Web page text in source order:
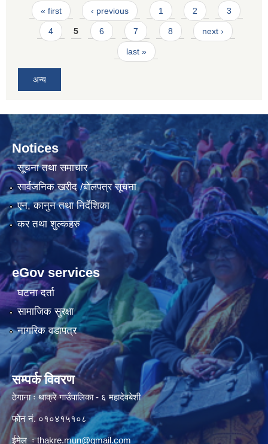
Pages
« first ‹ previous 1 2 3
4 5 6 7 8 next ›
last »
अन्य
Notices
सूचना तथा समाचार
सार्वजनिक खरीद /बोलपत्र सूचना
एन, कानुन तथा निर्देशिका
कर तथा शुल्कहरु
eGov services
घटना दर्ता
सामाजिक सुरक्षा
नागरिक वडापत्र
सम्पर्क विवरण
ठेगाना ः थाक्रे गाउँपालिका - ६ महादेवबेशी
फोन नं. ०१०४१५१०८
ईमेल ःthakre.mun@gmail.com